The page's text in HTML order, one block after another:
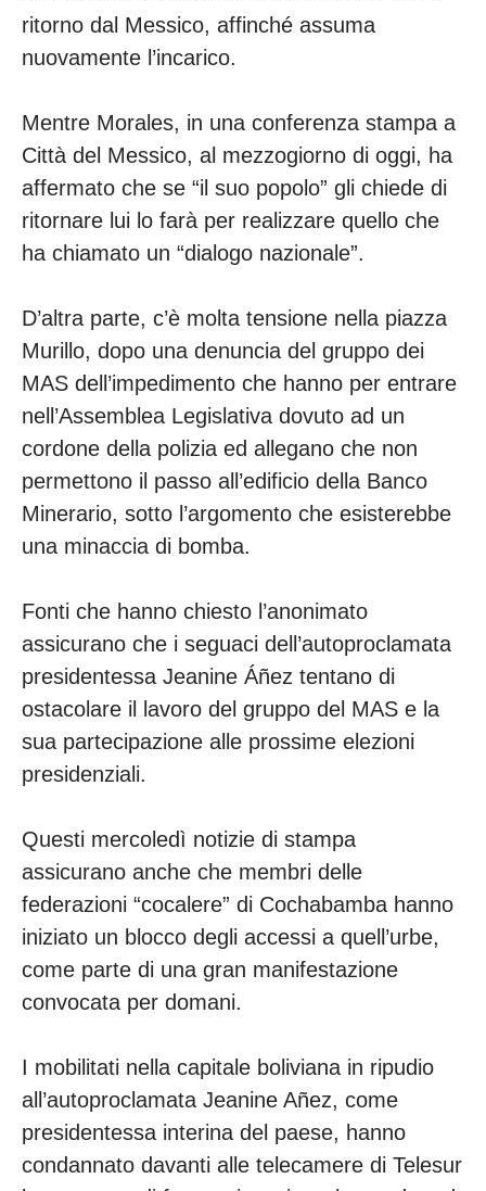
ritorno dal Messico, affinché assuma
nuovamente l’incarico.
Mentre Morales, in una conferenza stampa a
Città del Messico, al mezzogiorno di oggi, ha
affermato che se “il suo popolo” gli chiede di
ritornare lui lo farà per realizzare quello che
ha chiamato un “dialogo nazionale”.
D’altra parte, c’è molta tensione nella piazza
Murillo, dopo una denuncia del gruppo dei
MAS dell’impedimento che hanno per entrare
nell’Assemblea Legislativa dovuto ad un
cordone della polizia ed allegano che non
permettono il passo all’edificio della Banco
Minerario, sotto l’argomento che esisterebbe
una minaccia di bomba.
Fonti che hanno chiesto l’anonimato
assicurano che i seguaci dell’autoproclamata
presidentessa Jeanine Áñez tentano di
ostacolare il lavoro del gruppo del MAS e la
sua partecipazione alle prossime elezioni
presidenziali.
Questi mercoledì notizie di stampa
assicurano anche che membri delle
federazioni “cocalere” di Cochabamba hanno
iniziato un blocco degli accessi a quell’urbe,
come parte di una gran manifestazione
convocata per domani.
I mobilitati nella capitale boliviana in ripudio
all’autoproclamata Jeanine Añez, come
presidentessa interina del paese, hanno
condannato davanti alle telecamere di Telesur